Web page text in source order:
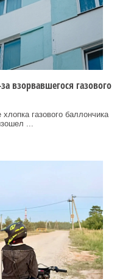
взорвавшегося газового
газового баллончика
...